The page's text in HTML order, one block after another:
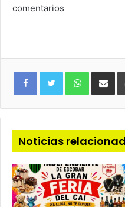
comentarios
mail
Noticias